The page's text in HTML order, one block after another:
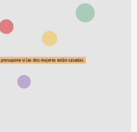
si las dos mujeres están casadas.